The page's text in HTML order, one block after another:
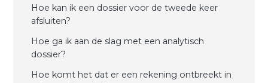
Hoe kan ik een dossier voor de tweede keer
afsluiten?
Hoe ga ik aan de slag met een analytisch
dossier?
Hoe komt het dat er een rekening ontbreekt in